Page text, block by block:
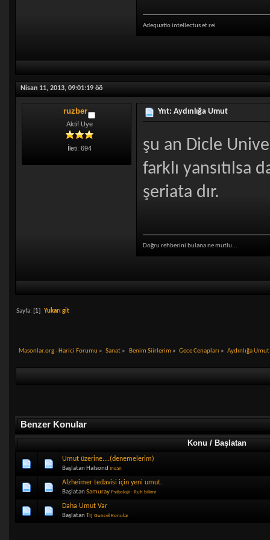
Adequatio intellectus et rei
Nisan 11, 2013, 09:01:19 öö
ruzber
Aktif Uye
İleti: 694
Ynt: Aydınlığa Umut
şu an Dicle
farklı yansıtılsa
şeriata dır.
Doğru rehberini bulana ne mutlu...
Sayfa: [1] Yukarı git
Masonlar.org - Harici Forumu » Sanat » Benim Siirlerim » Gece Cenapları » Aydınlığa Umut
Benzer Konular
Konu / Başlatan
Umut üzerine....(denemelerim)
Başlatan Halsond Insan
Alzheimer tedavisi için yeni umut.
Başlatan Samuray Psikoloji - Ruh bilimi
Daha Umut Var
Başlatan Tij Guncel Konular